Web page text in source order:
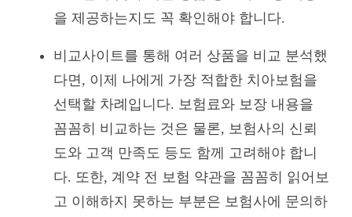
을 제공하는지도 꼭 확인해야 합니다.
비교사이트를 통해 여러 상품을 비교 분석했
다면, 이제 나에게 가장 적합한 치아보험을
선택할 차례입니다. 보험료와 보장 내용을
꼼꼼히 비교하는 것은 물론, 보험사의 신뢰
도와 고객 만족도 등도 함께 고려해야 합니
다. 또한, 계약 전 보험 약관을 꼼꼼히 읽어보
고 이해하지 못하는 부분은 보험사에 문의하